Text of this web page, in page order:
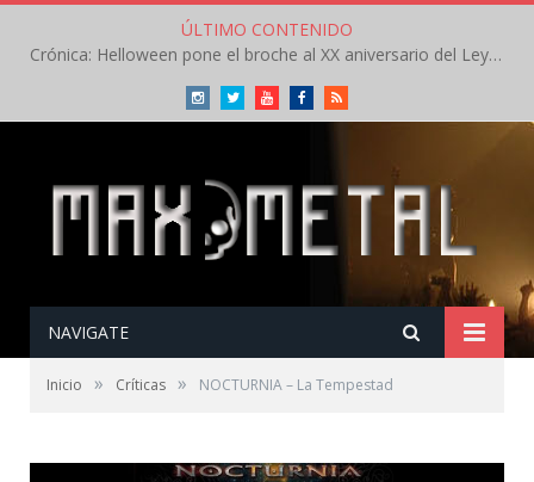
ÚLTIMO CONTENIDO
Crónica: Helloween pone el broche al XX aniversario del Leyendas del Rock – Sábado – Agosto 2026
InstagramTwitterYoutubeFacebookRSS
NAVIGATE
Inicio » Críticas » NOCTURNIA – La Tempestad